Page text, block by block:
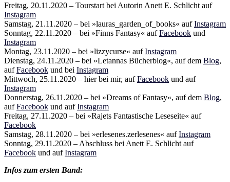
Freitag, 20.11.2020 – Tourstart bei Autorin Anett E. Schlicht auf
Instagram
Samstag, 21.11.2020 – bei »lauras_garden_of_books« aufInstagram
Sonntag, 22.11.2020 – bei »Finns Fantasy« aufFacebook und
Instagram
Montag, 23.11.2020 – bei »lizzycurse« aufInstagram
Dienstag, 24.11.2020 – bei »Letannas Bücherblog«, auf dem Blog,
aufFacebook und bei Instagram
Mittwoch, 25.11.2020 – hier bei mir, aufFacebook und auf
Instagram
Donnerstag, 26.11.2020 – bei »Dreams of Fantasy«, auf dem Blog,
aufFacebook und aufInstagram
Freitag, 27.11.2020 – bei »Rajets Fantastische Leseseite« auf
Facebook
Samstag, 28.11.2020 – bei »erlesenes.zerlesenes« aufInstagram
Sonntag, 29.11.2020 – Abschluss bei Anett E. Schlicht auf
Facebook und aufInstagram
Infos zum ersten Band: